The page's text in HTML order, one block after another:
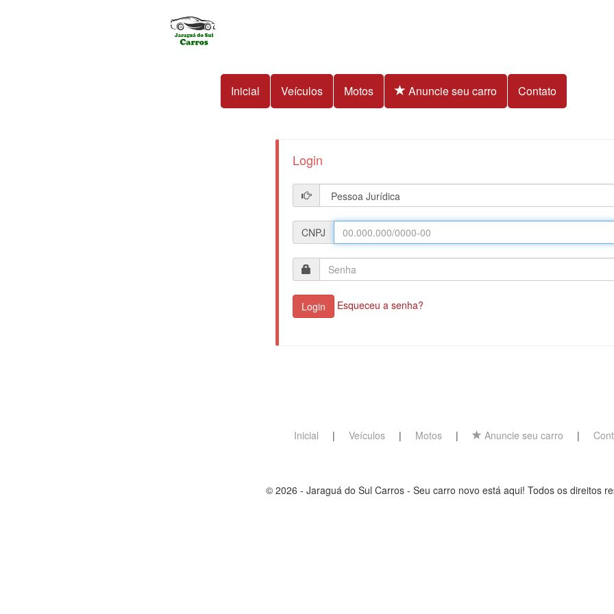
Inicial Veículos Motos Anuncie seu carro Contato
Login
CNPJ
Login Esqueceu a senha?
Inicial | Veículos| Motos| Anuncie seu carro |
© 2026 - Jaraguá do Sul Carros - Seu carro novo está aqui! Todos os direitos